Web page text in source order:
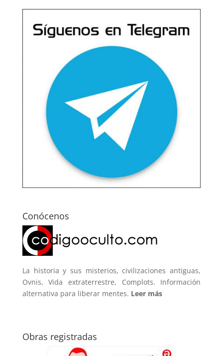
Conócenos
La historia y sus misterios, civilizaciones antiguas,
Ovnis, Vida extraterrestre, Complots. Información
alternativa para liberar mentes. Leer más
Obras registradas